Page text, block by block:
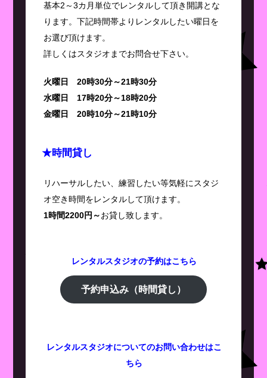
基本2～3カ月単位でレンタルして頂き開講とな
ります。下記時間帯よりレンタルしたい曜日を
お選び頂けます。
詳しくはスタジオまでお問合せ下さい。
火曜日 20時30分～21時30分
水曜日 17時20分～18時20分
金曜日 20時10分～21時10分
★時間貸し
リハーサルしたい、練習したい等気軽にスタジ
オ空き時間をレンタルして頂けます。
1時間2200円～お貸し致します。
レンタルスタジオの予約はこちら
予約申込み（時間貸し）
レンタルスタジオについてのお問い合わせはこ
ちら